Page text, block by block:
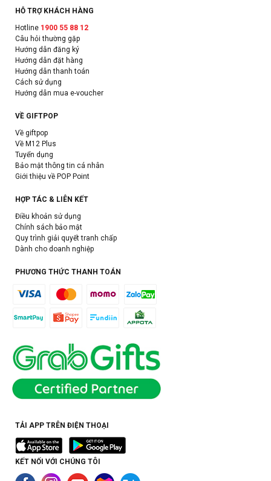
HỖ TRỢ KHÁCH HÀNG
Hotline 1900 55 88 12
Câu hỏi thường gặp
Hướng dẫn đăng ký
Hướng dẫn đặt hàng
Hướng dẫn thanh toán
Cách sử dụng
Hướng dẫn mua e-voucher
VỀ GIFTPOP
Về giftpop
Về M12 Plus
Tuyển dụng
Bảo mật thông tin cá nhân
Giới thiệu về POP Point
HỢP TÁC & LIÊN KẾT
Điều khoản sử dụng
Chính sách bảo mật
Quy trình giải quyết tranh chấp
Dành cho doanh nghiệp
PHƯƠNG THỨC THANH TOÁN
TẢI APP TRÊN ĐIỆN THOẠI
KẾT NỐI VỚI CHÚNG TÔI